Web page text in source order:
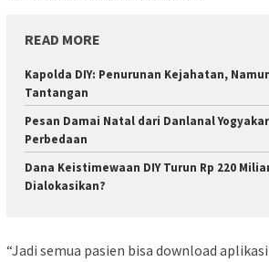
READ MORE
Kapolda DIY: Penurunan Kejahatan,
Tantangan
Pesan Damai Natal dari Danlanal
Perbedaan
Dana Keistimewaan DIY Turun Rp 220
Dialokasikan?
“Jadi semua pasien bisa download